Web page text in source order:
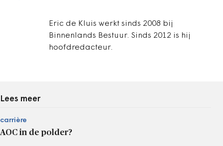
Eric de Kluis werkt sinds 2008 bij
Binnenlands Bestuur. Sinds 2012 is hij
hoofdredacteur.
Lees meer
carrière
AOC in de polder?